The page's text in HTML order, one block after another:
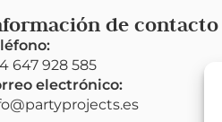
de contacto
647 928 585
electrónico: